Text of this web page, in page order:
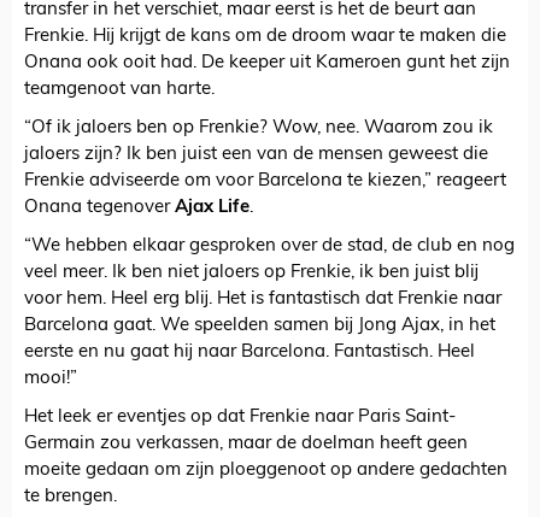
transfer in het verschiet, maar eerst is het de beurt aan
Frenkie. Hij krijgt de kans om de droom waar te maken die
Onana ook ooit had. De keeper uit Kameroen gunt het zijn
teamgenoot van harte.
“Of ik jaloers ben op Frenkie? Wow, nee. Waarom zou ik
jaloers zijn? Ik ben juist een van de mensen geweest die
Frenkie adviseerde om voor Barcelona te kiezen,” reageert
Onana tegenover Ajax Life.
“We hebben elkaar gesproken over de stad, de club en nog
veel meer. Ik ben niet jaloers op Frenkie, ik ben juist blij
voor hem. Heel erg blij. Het is fantastisch dat Frenkie naar
Barcelona gaat. We speelden samen bij Jong Ajax, in het
eerste en nu gaat hij naar Barcelona. Fantastisch. Heel
mooi!”
Het leek er eventjes op dat Frenkie naar Paris Saint-
Germain zou verkassen, maar de doelman heeft geen
moeite gedaan om zijn ploeggenoot op andere gedachten
te brengen.